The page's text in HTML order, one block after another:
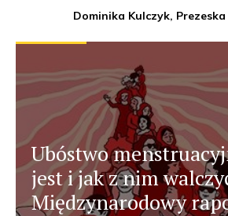
Dominika Kulczyk,
Ubóstwo
jest i jak z nim
Międzynarodowy